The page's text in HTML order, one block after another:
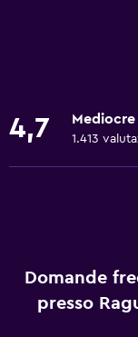
4,7 Mediocre
1.413
Domande
presso